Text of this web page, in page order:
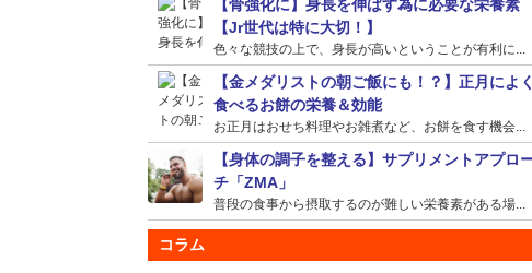
【骨強化に】身長を伸ばす為に必要な栄養素
【Jr世代は特に大切！】
色々な競技の上で、身長が高いということが有利に...
【金メダリストの朝ご飯にも！？】正月によく
食べるお餅の栄養＆効能
お正月はおせち料理やお雑煮など、お餅を食す機会...
【身体の調子を整える】サプリメントアプロ
チ「ZMA」
普段の食事から摂取するのが難しい栄養素がある場...
コラム